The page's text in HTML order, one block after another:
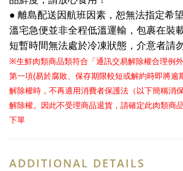
● 離島配送因航班因素，恕無法指定希
溫宅急便並非全程低溫運輸，包裹在裝
短暫時間無法處於冷凍狀態，介意者請
※生鮮肉類商品類符合「通訊交易解除權合理例
第一項(易於腐敗、保存期限較短或解約時即將逾
解除權時，不再適用消費者保護法（以下簡稱消
解除權。因此不受理商品退貨，請確定此肉類商
下單
ADDITIONAL DETAILS